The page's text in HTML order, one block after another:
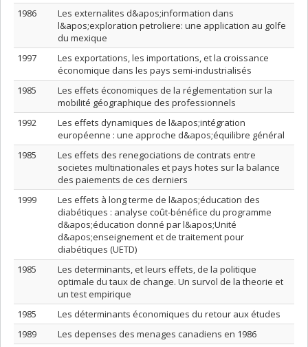
1986
Les externalites d&apos;information dans
l&apos;exploration petroliere: une application au golfe
du mexique
1997
Les exportations, les importations, et la croissance
économique dans les pays semi-industrialisés
1985
Les effets économiques de la réglementation sur la
mobilité géographique des professionnels
1992
Les effets dynamiques de l&apos;intégration
européenne : une approche d&apos;équilibre général
1985
Les effets des renegociations de contrats entre
societes multinationales et pays hotes sur la balance
des paiements de ces derniers
1999
Les effets à long terme de l&apos;éducation des
diabétiques : analyse coût-bénéfice du programme
d&apos;éducation donné par l&apos;Unité
d&apos;enseignement et de traitement pour
diabétiques (UETD)
1985
Les determinants, et leurs effets, de la politique
optimale du taux de change. Un survol de la theorie et
un test empirique
1985
Les déterminants économiques du retour aux études
1989
Les depenses des menages canadiens en 1986